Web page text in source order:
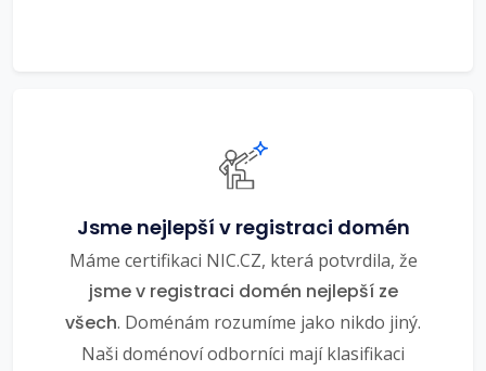
Jsme nejlepší v registraci domén
Máme certifikaci NIC.CZ, která potvrdila, že
jsme v registraci domén nejlepší ze
všech. Doménám rozumíme jako nikdo jiný.
Naši doménoví odborníci mají klasifikaci